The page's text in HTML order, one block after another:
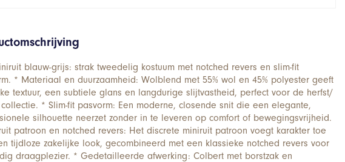
blauw-grijs: strak tweedelig kostuum met notched revers en slim-fit
* Materiaal en duurzaamheid: Wolblend met 55% wol en 45% polyester geeft
textuur, een subtiele glans en langdurige slijtvastheid, perfect voor de herfst/
* Slim-fit pasvorm: Een moderne, closende snit die een elegante,
silhouette neerzet zonder in te leveren op comfort of bewegingsvrijheid.
patroon en notched revers: Het discrete miniruit patroon voegt karakter toe
tijdloze zakelijke look, gecombineerd met een klassieke notched revers voor
draagplezier. * Gedetailleerde afwerking: Colbert met borstzak en